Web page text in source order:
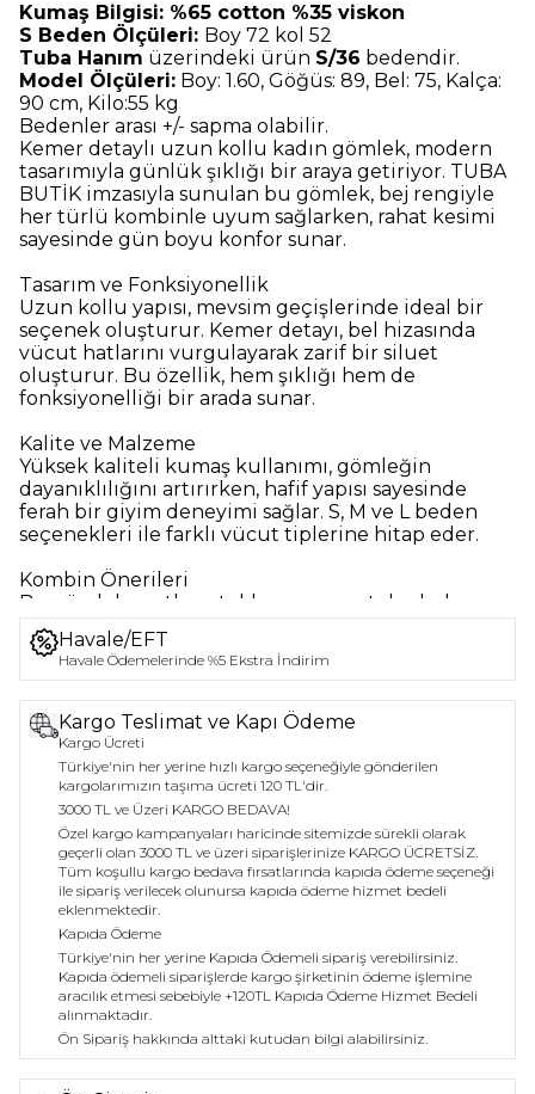
Kumaş Bilgisi: %65 cotton %35 viskon
S Beden Ölçüleri: Boy 72 kol 52
Tuba Hanım üzerindeki ürün S/36 bedendir.
Model Ölçüleri: Boy: 1.60, Göğüs: 89, Bel: 75, Kalça:
90 cm, Kilo:55 kg
Bedenler arası +/- sapma olabilir.
Kemer detaylı uzun kollu kadın gömlek, modern
tasarımıyla günlük şıklığı bir araya getiriyor. TUBA
BUTİK imzasıyla sunulan bu gömlek, bej rengiyle
her türlü kombinle uyum sağlarken, rahat kesimi
sayesinde gün boyu konfor sunar.
Tasarım ve Fonksiyonellik
Uzun kollu yapısı, mevsim geçişlerinde ideal bir
seçenek oluşturur. Kemer detayı, bel hizasında
vücut hatlarını vurgulayarak zarif bir siluet
oluşturur. Bu özellik, hem şıklığı hem de
fonksiyonelliği bir arada sunar.
Kalite ve Malzeme
Yüksek kaliteli kumaş kullanımı, gömleğin
dayanıklılığını artırırken, hafif yapısı sayesinde
ferah bir giyim deneyimi sağlar. S, M ve L beden
seçenekleri ile farklı vücut tiplerine hitap eder.
Kombin Önerileri
Bu gömlek, şortlar, etekler veya pantolonlarla
kolayca kombinlenebilir. Hem günlük hem de özel
davetlerde tercih edilebilecek bir parça olarak,
dolabınızda yer alması gereken bir üründür.
Kemer detaylı uzun kollu kadın gömlek, şıklığı ve
rahatlığı bir arada arayan kadınlar için mükemmel
bir seçimdir.
Havale/EFT
Havale Ödemelerinde %5 Ekstra İndirim
Kargo Teslimat ve Kapı Ödeme
Kargo Ücreti
Türkiye'nin her yerine hızlı kargo seçeneğiyle gönderilen
kargolarımızın taşıma ücreti 120 TL'dir.
3000 TL ve Üzeri KARGO BEDAVA!
Özel kargo kampanyaları haricinde sitemizde sürekli olarak
geçerli olan 3000 TL ve üzeri siparişlerinize KARGO ÜCRETSİZ.
Tüm koşullu kargo bedava fırsatlarında kapıda ödeme seçeneği
ile sipariş verilecek olunursa kapıda ödeme hizmet bedeli
eklenmektedir.
Kapıda Ödeme
Türkiye'nin her yerine Kapıda Ödemeli sipariş verebilirsiniz.
Kapıda ödemeli siparişlerde kargo şirketinin ödeme işlemine
aracılık etmesi sebebiyle +120TL Kapıda Ödeme Hizmet Bedeli
alınmaktadır.
Ön Sipariş hakkında alttaki kutudan bilgi alabilirsiniz.